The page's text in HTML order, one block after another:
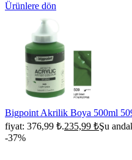
Ürünlere dön
Bigpoint Akrilik Boya 500ml
fiyat: 376,99 ₺.235,99 ₺Şu
-37%